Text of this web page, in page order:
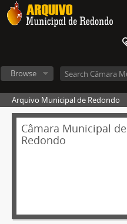
Browse
Arquivo Municipal de Redondo
Câmara Municipal de
Redondo